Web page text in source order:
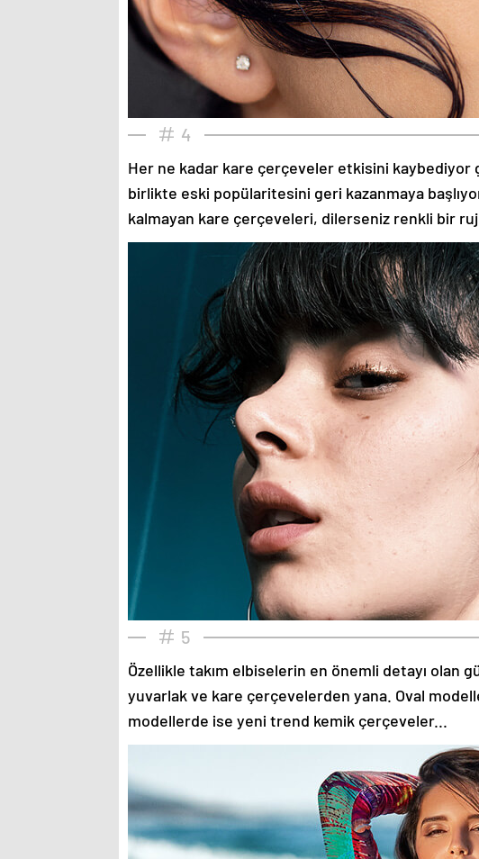
4
Her ne kadar kare çerçeveler etkisini kaybediyor
birlikte eski popülaritesini geri kazanmaya
kalmayan kare çerçeveleri, dilerseniz renkli bir
5
Özellikle takım elbiselerin en önemli detayı olan
yuvarlak ve kare çerçevelerden yana. Oval
modellerde ise yeni trend kemik çerçeveler...